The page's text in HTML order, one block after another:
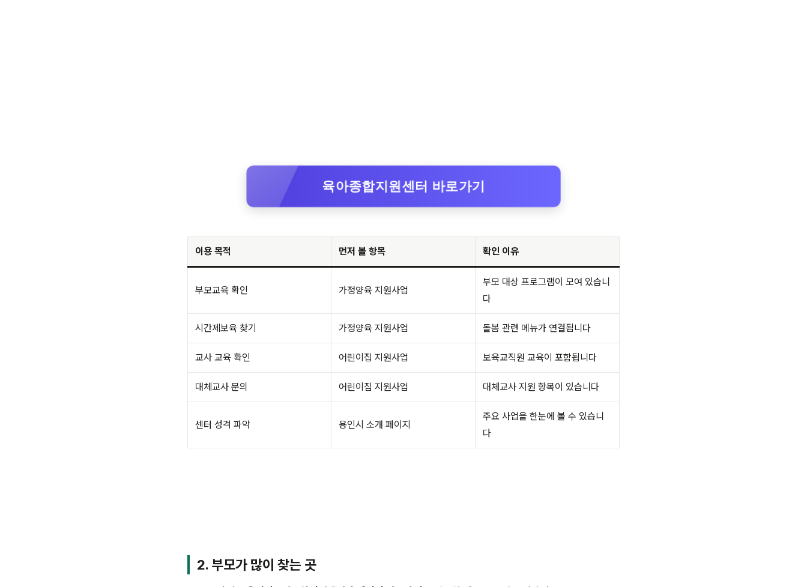
육아종합지원센터 바로가기
이용 목적 먼저 볼 항목 확인 이유
부모교육 확인 가정양육 지원사업
부모 대상 프로그램이 모여 있습니
다
시간제보육 찾기 가정양육 지원사업 돌봄 관련 메뉴가 연결됩니다
교사 교육 확인 어린이집 지원사업 보육교직원 교육이 포함됩니다
대체교사 문의 어린이집 지원사업 대체교사 지원 항목이 있습니다
센터 성격 파악 용인시 소개 페이지
주요 사업을 한눈에 볼 수 있습니
다
2. 부모가 많이 찾는 곳